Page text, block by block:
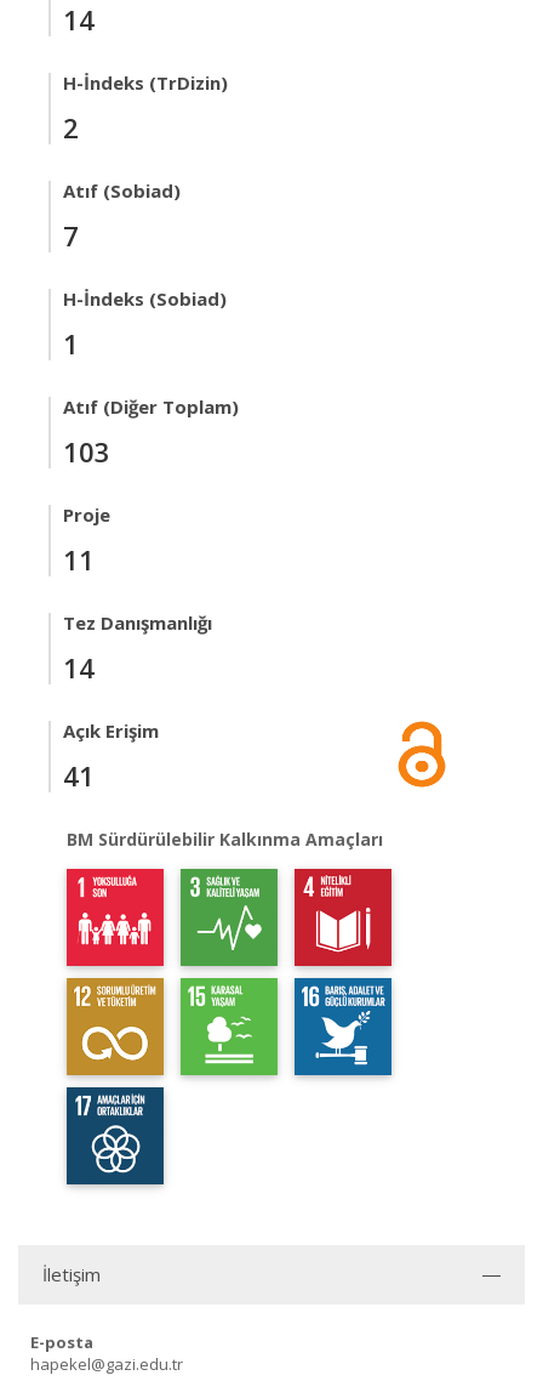
14
H-İndeks (TrDizin)
2
Atıf (Sobiad)
7
H-İndeks (Sobiad)
1
Atıf (Diğer Toplam)
103
Proje
11
Tez Danışmanlığı
14
Açık Erişim
41
BM Sürdürülebilir Kalkınma Amaçları
İletişim
E-posta
hapekel@gazi.edu.tr